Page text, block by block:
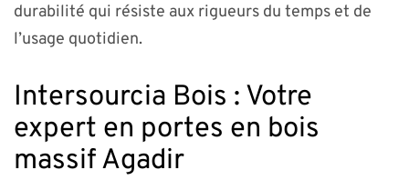
durabilité qui résiste aux rigueurs du temps et de
l’usage quotidien.
Intersourcia Bois : Votre
expert en portes en bois
massif Agadir